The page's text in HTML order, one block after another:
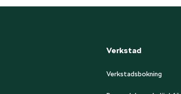
Verkstad
Verkstadsbokning